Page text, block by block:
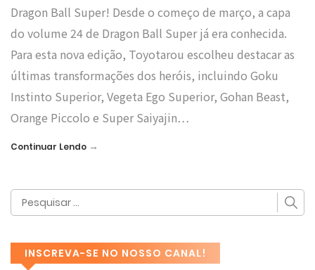
Dragon Ball Super! Desde o começo de março, a capa
do volume 24 de Dragon Ball Super já era conhecida.
Para esta nova edição, Toyotarou escolheu destacar as
últimas transformações dos heróis, incluindo Goku
Instinto Superior, Vegeta Ego Superior, Gohan Beast,
Orange Piccolo e Super Saiyajin…
Continuar Lendo →
INSCREVA-SE NO NOSSO CANAL!